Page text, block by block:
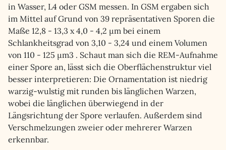
in Wasser, L4 oder GSM messen. In GSM ergaben sich
im Mittel auf Grund von 39 repräsentativen Sporen die
Maße 12,8 - 13,3 x 4,0 - 4,2 µm bei einem
Schlankheitsgrad von 3,10 - 3,24 und einem Volumen
von 110 - 125 µm3 . Schaut man sich die REM-Aufnahme
einer Spore an, lässt sich die Oberflächenstruktur viel
besser interpretieren: Die Ornamentation ist niedrig
warzig-wulstig mit runden bis länglichen Warzen,
wobei die länglichen überwiegend in der
Längsrichtung der Spore verlaufen. Außerdem sind
Verschmelzungen zweier oder mehrerer Warzen
erkennbar.